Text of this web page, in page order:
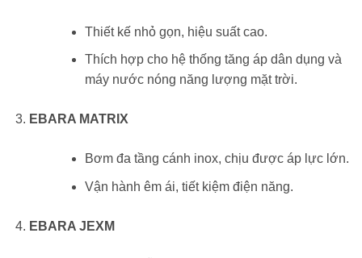
Thiết kế nhỏ gọn, hiệu suất cao.
Thích hợp cho hệ thống tăng áp dân dụng và
máy nước nóng năng lượng mặt trời.
EBARA MATRIX
Bơm đa tầng cánh inox, chịu được áp lực lớn.
Vận hành êm ái, tiết kiệm điện năng.
EBARA JEXM